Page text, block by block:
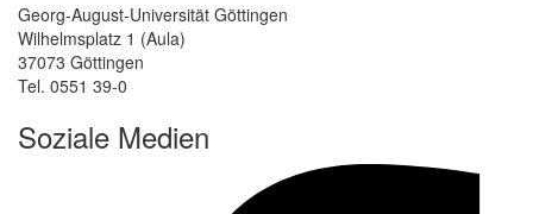
Georg-August-Universität Göttingen
Wilhelmsplatz 1 (Aula)
37073 Göttingen
Tel. 0551 39-0
Soziale Medien